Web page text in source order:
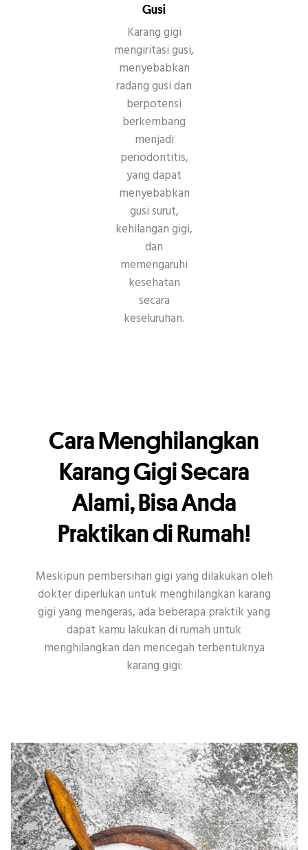
Gusi
Karang gigi
mengiritasi gusi,
menyebabkan
radang gusi dan
berpotensi
berkembang
menjadi
periodontitis,
yang dapat
menyebabkan
gusi surut,
kehilangan gigi,
dan
memengaruhi
kesehatan
secara
keseluruhan.
Cara Menghilangkan
Karang Gigi Secara
Alami, Bisa Anda
Praktikan di Rumah!
Meskipun pembersihan gigi yang dilakukan oleh
dokter diperlukan untuk menghilangkan karang
gigi yang mengeras, ada beberapa praktik yang
dapat kamu lakukan di rumah untuk
menghilangkan dan mencegah terbentuknya
karang gigi: